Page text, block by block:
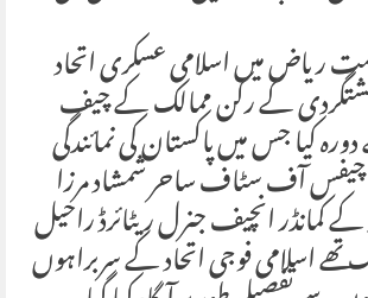
ریاض میں اسلامی عسکری اتحاد
کے رکن ممالک کے چیف
جس میں پاکستان کی نمائندگی
چیفس آف سٹاف ساحر شمشاد مرزا
کمانڈر انچیف جنرل ریٹائرڈ راحیل
اسلامی فوجی اتحاد کے سربراہوں